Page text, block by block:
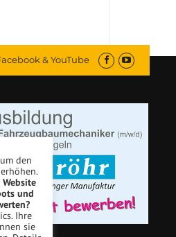
& YouTube
den
und
Ihre
sie